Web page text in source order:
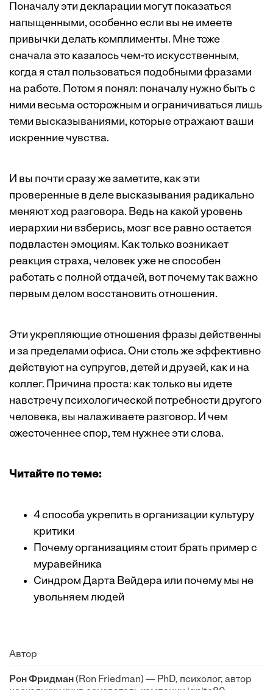
Поначалу эти декларации могут показаться
напыщенными, особенно если вы не имеете
привычки делать комплименты. Мне тоже
сначала это казалось чем-то искусственным,
когда я стал пользоваться подобными фразами
на работе. Потом я понял: поначалу нужно быть с
ними весьма осторожным и ограничиваться лишь
теми высказываниями, которые отражают ваши
искренние чувства.
И вы почти сразу же заметите, как эти
проверенные в деле высказывания радикально
меняют ход разговора. Ведь на какой уровень
иерархии ни взберись, мозг все равно остается
подвластен эмоциям. Как только возникает
реакция страха, человек уже не способен
работать с полной отдачей, вот почему так важно
первым делом восстановить отношения.
Эти укрепляющие отношения фразы действенны
и за пределами офиса. Они столь же эффективно
действуют на супругов, детей и друзей, как и на
коллег. Причина проста: как только вы идете
навстречу психологической потребности другого
человека, вы налаживаете разговор. И чем
ожесточеннее спор, тем нужнее эти слова.
Читайте по теме:
4 способа укрепить в организации культуру
критики
Почему организациям стоит брать пример с
муравейника
Синдром Дарта Вейдера или почему мы не
увольняем людей
Автор
Рон Фридман(Ron Friedman) — PhD, психолог, автор